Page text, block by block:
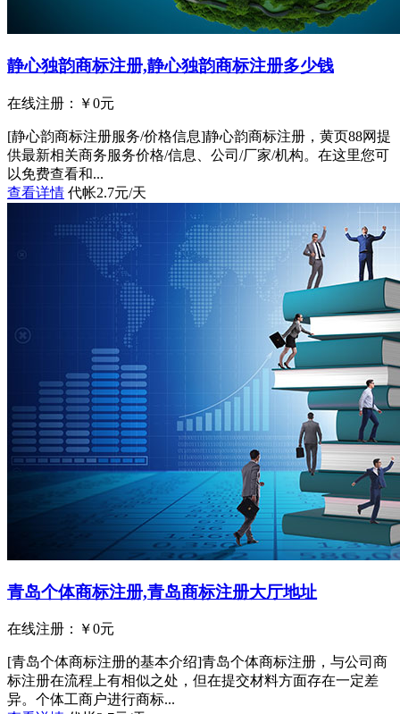
静心独韵商标注册,静心独韵商标注册多少钱
在线注册：￥0元
[静心韵商标注册服务/价格信息]静心韵商标注册，黄页88网提
供最新相关商务服务价格/信息、公司/厂家/机构。在这里您可
以免费查看和...
查看详情 代帐2.7元/天
青岛个体商标注册,青岛商标注册大厅地址
在线注册：￥0元
[青岛个体商标注册的基本介绍]青岛个体商标注册，与公司商
标注册在流程上有相似之处，但在提交材料方面存在一定差
异。个体工商户进行商标...